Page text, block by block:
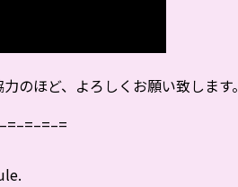
のほど、よろしくお願い致します。